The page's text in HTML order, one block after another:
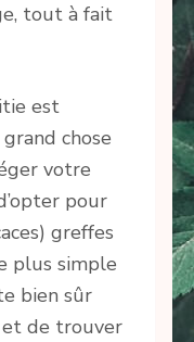
tout à fait
est
chose
votre
pour
greffes
plus simple
bien sûr
et de trouver